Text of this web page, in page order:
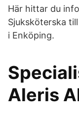
Här hittar du
Sjuksköterska
i Enköping.
Aleris